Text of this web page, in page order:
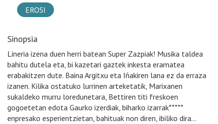
EROSI
Sinopsia
Lineria izena duen herri batean Super Zazpiak! Musika taldea
bahitu dutela eta, bi kazetari gaztek inkesta eramatea
erabakitzen dute. Baina Argitxu eta Iñakiren lana ez da erraza
izanen. Kilika ostatuko lurrinen arteketatik, Marixanen
sukaldeko murru loredunetara, Bettiren titi freskoen
gogoetetan edota Gaurko izerdiak, biharko izarrak*****
enpresako esperientzietan, bahituak non diren, ibiliko dira…